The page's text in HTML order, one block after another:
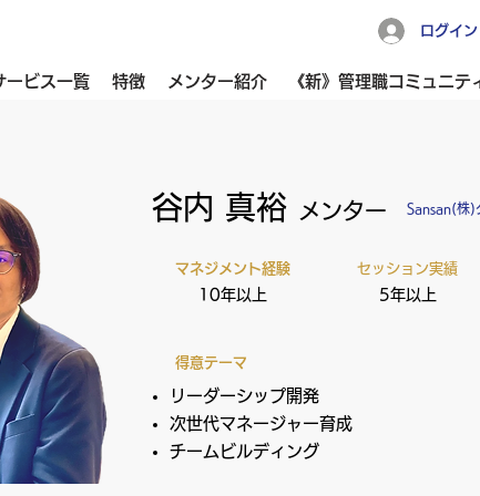
ログイン
ービス一覧 特徴 メンター紹介 《新》管理職コミュニテ
谷内 真裕 メンター Sansan(株)
マネジメント経験
10年以上
セッション実績
5年以上
得意テーマ
リーダーシップ開発
次世代マネージャー育成
チームビルディング